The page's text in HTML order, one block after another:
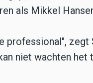
als Mikkel
professional", zegt
niet wachten het